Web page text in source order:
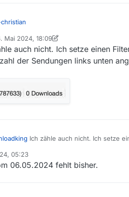
noch nie gezählt, immer nur angeschaut
Mai 2024, 18:09
von mac-christian
auch nicht. Ich setze einen
der Sendungen links unten
Ich zähle auch nicht. Ich setze
05:23
06.05.2024 fehlt bisher.